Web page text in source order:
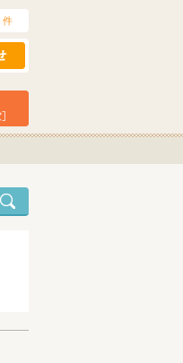
件